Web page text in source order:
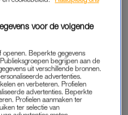
foto: ‘Ik geniet nu
mensen, door ze te
gearriveerd. Zelf
blijft ook nuchter: “Ik wil
voor de volgende
Beperkte gegevens
begrijpen aan de
uit verschillende bronnen.
advertenties.
en verbeteren. Profielen
advertenties. Beperkte
Profielen aanmaken ter
ter selectie van